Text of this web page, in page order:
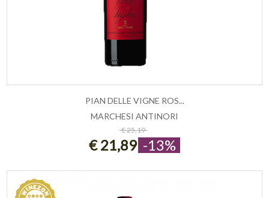
ESAURITO
PIAN DELLE VIGNE ROS...
MARCHESI ANTINORI
€ 25,19
€ 21,89 -13%